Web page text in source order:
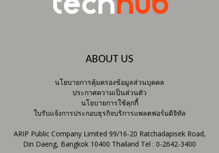
ABOUT US
นโยบายการคุ้มครองข้อมูลส่วนบุคคล
ประกาศความเป็นส่วนตัว
นโยบายการใช้คุกกี้
ใบรับแจ้งการประกอบธุรกิจบริการแพลตฟอร์มดิจิทัล
ARIP Public Company Limited 99/16-20 Ratchadapisek Road,
Din Daeng, Bangkok 10400 Thailand Tel : 0-2642-3400